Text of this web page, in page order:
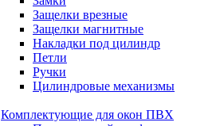
Защелки врезные
Защелки магнитные
Накладки под цилиндр
Петли
Ручки
Цилиндровые механизмы
Комплектующие для окон ПВХ